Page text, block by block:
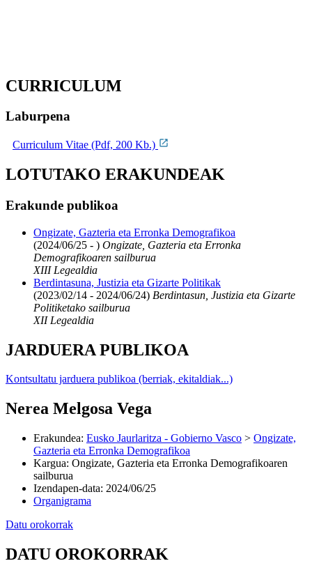
CURRICULUM
Laburpena
Curriculum Vitae (Pdf, 200 Kb.)
LOTUTAKO ERAKUNDEAK
Erakunde publikoa
Ongizate, Gazteria eta Erronka Demografikoa
(2024/06/25 - ) Ongizate, Gazteria eta Erronka
Demografikoaren sailburua
XIII Legealdia
Berdintasuna, Justizia eta Gizarte Politikak
(2023/02/14 - 2024/06/24) Berdintasun, Justizia eta Gizarte
Politiketako sailburua
XII Legealdia
JARDUERA PUBLIKOA
Kontsultatu jarduera publikoa (berriak, ekitaldiak...)
Nerea Melgosa Vega
Erakundea: Eusko Jaurlaritza - Gobierno Vasco > Ongizate,
Gazteria eta Erronka Demografikoa
Kargua: Ongizate, Gazteria eta Erronka Demografikoaren
sailburua
Izendapen-data: 2024/06/25
Organigrama
Datu orokorrak
DATU OROKORRAK